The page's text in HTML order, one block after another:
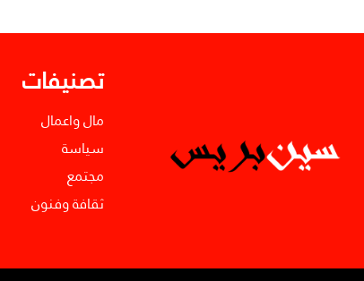
تصنيفات
مال واعمال
سياسة
مجتمع
ثقافة وفنون